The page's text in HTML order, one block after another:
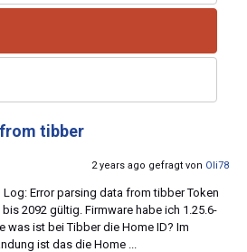
tibber
2 years ago gefragt von Oli78
Error parsing data from tibber Token
2092 gültig. Firmware habe ich 1.25.6-
was ist bei Tibber die Home ID? Im
ist das die Home ...